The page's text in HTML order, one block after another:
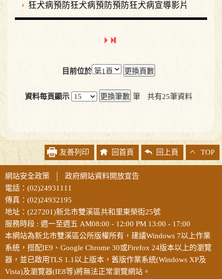
狂犬病預防狂犬病預防預防狂犬病宣導影片
目前位於
資料每頁顯示 筆 共有25筆資料
友善列印 回首頁 回上頁 TOP
網站安全政策
政府網站資料開放宣告
電話：(02)24931111
傳真：(02)24932195
地址：(227201)新北市雙溪區共和里東榮街25號
服務時段 : 週一至週五 AM08:00 - 12:00 PM 13:00 - 17:00
本網站為新北市雙溪區公所版權所有，建議Windows 7以上作業
系統，搭配IE9、Google Chrome 30或Firefox 24版本以上的瀏覽
器，並已啟用TLS 1.1以上版本，舊版作業系統(Windows XP及
Vista)及瀏覽器(IE8等)將無法正常瀏覽網站。